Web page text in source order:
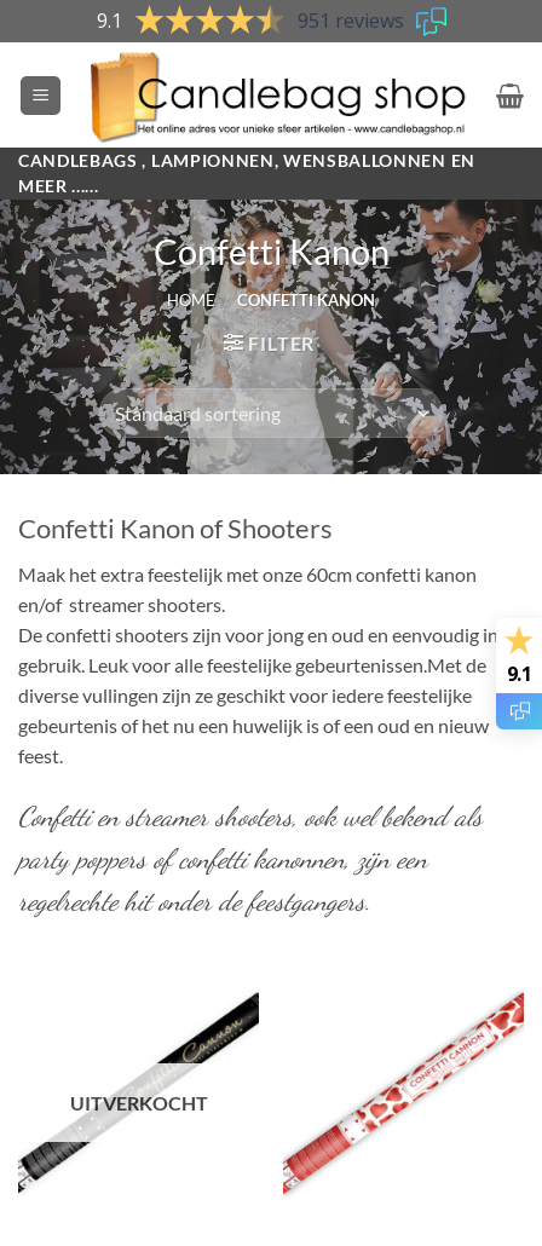
to
content
9.1 951 reviews
CANDLEBAGS , LAMPIONNEN, WENSBALLONNEN EN
MEER ......
Confetti Kanon
HOME / CONFETTI KANON
FILTER
Confetti Kanon of Shooters
Maak het extra feestelijk met onze 60cm confetti kanon
en/of streamer shooters.
De confetti shooters zijn voor jong en oud en eenvoudig in
gebruik. Leuk voor alle feestelijke gebeurtenissen.Met de
diverse vullingen zijn ze geschikt voor iedere feestelijke
gebeurtenis of het nu een huwelijk is of een oud en nieuw
feest.
Confetti en streamer shooters, ook wel bekend als
party poppers of confetti kanonnen, zijn een
regelrechte hit onder de feestgangers.
UITVERKOCHT
9.1